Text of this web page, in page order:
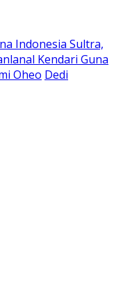
Indonesia Sultra,
Kendari Guna
Oheo Dedi